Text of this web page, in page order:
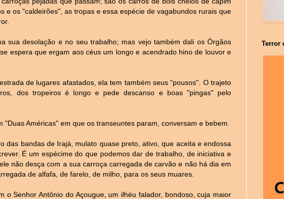
e os "caldeirões", as tropas e essa espécie de vagabundos rurais que
sua desolação e no seu trabalho; mas vejo também dali os Órgãos
espera que ergam aos céus um longo e acendrado hino de louvor e
de lugares afastados, ela tem também seus "pousos". O trajeto
dos tropeiros é longo e pede descanso e boas "pingas" pelo
"Duas Américas" em que os transeuntes param, conversam e bebem.
das bandas de Irajá, mulato quase preto, ativo, que aceita e endossa
É um espécime do que podemos dar de trabalho, de iniciativa e
não desça com a sua carroça carregada de carvão e não há dia em
de alfafa, de farelo, de milho, para os seus muares.
o Senhor Antônio do Açougue, um ilhéu falador, bondoso, cuja maior
Terror